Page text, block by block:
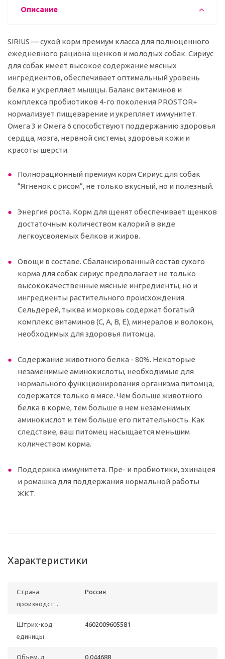
Описание
SIRIUS — сухой корм премиум класса для полноценного
ежедневного рациона щенков и молодых собак. Сириус
для собак имеет высокое содержание мясных
ингредиентов, обеспечивает оптимальный уровень
белка и укрепляет мышцы. Баланс витаминов и
комплекса пробиотиков 4-го поколения PROSTOR+
нормализует пищеварение и укрепляет иммунитет.
Омега 3 и Омега 6 способствуют поддержанию здоровья
сердца, мозга, нервной системы, здоровья кожи и
красоты шерсти.
Полнорационный премиум корм Сириус для собак
“Ягненок с рисом”, не только вкусный, но и полезный.
Энергия роста. Корм для щенят обеспечивает щенков
достаточным количеством калорий в виде
легкоусвояемых белков и жиров.
Овощи в составе. Сбалансированный состав сухого
корма для собак сириус предполагает не только
высококачественные мясные ингредиенты, но и
ингредиенты растительного происхождения.
Сельдерей, тыква и морковь содержат богатый
комплекс витаминов (C, A, B, E), минералов и волокон,
необходимых для здоровья питомца.
Содержание животного белка - 80%. Некоторые
незаменимые аминокислоты, необходимые для
нормального функционирования организма питомца,
содержатся только в мясе. Чем больше животного
белка в корме, тем больше в нем незаменимых
аминокислот и тем больше его питательность. Как
следствие, ваш питомец насыщается меньшим
количеством корма.
Поддержка иммунитета. Пре- и пробиотики, эхинацея
и ромашка для поддержания нормальной работы
ЖКТ.
Характеристики
Страна
производства
Poccия
Штрих-код
единицы
4602009605581
Объем, л 0.044688